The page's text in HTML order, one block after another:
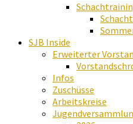
SJB Inside
Erweiterter
Infos
Zuschüsse
Arbeitskreise